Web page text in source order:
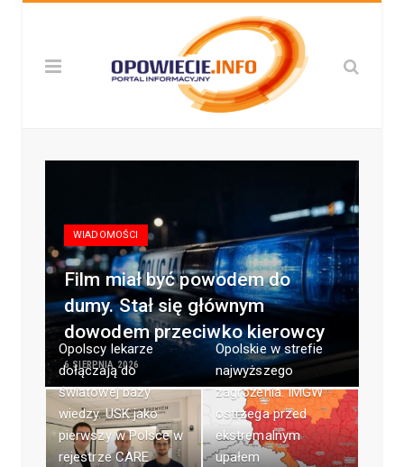
WIADOMOŚCI
Film miał być powodem do
dumy. Stał się głównym
dowodem przeciwko kierowcy
6 SIERPNIA 2026
Opolscy lekarze
dołączają do
światowej bazy
wiedzy. USK jako
pierwszy w Polsce w
rejestrze CARE
Opolskie w strefie
najwyższego
zagrożenia. IMGW
ostrzega przed
ekstremalnym
upałem